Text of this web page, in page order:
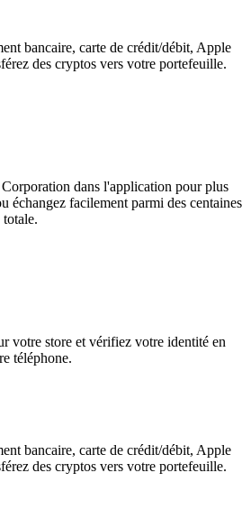
bancaire, carte de crédit/débit, Apple
des cryptos vers votre portefeuille.
dans l'application pour plus
échangez facilement parmi des centaines
votre store et vérifiez votre identité en
téléphone.
bancaire, carte de crédit/débit, Apple
des cryptos vers votre portefeuille.